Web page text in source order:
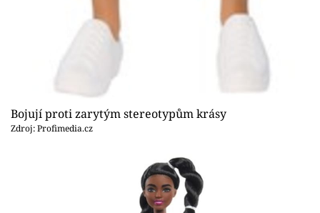
Bojují proti zarytým stereotypům krásy
Zdroj: Profimedia.cz